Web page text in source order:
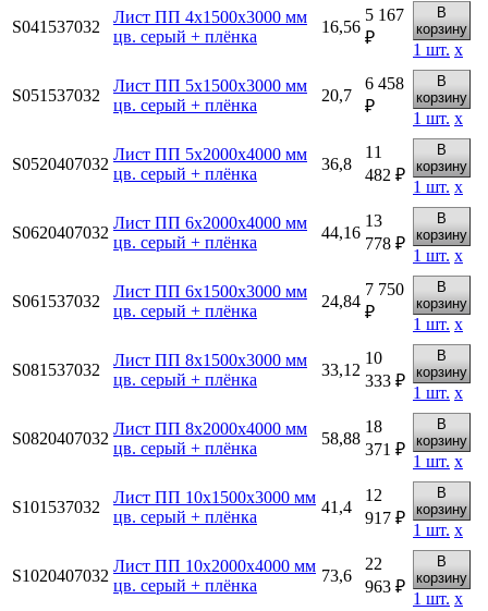
S041537032
Лист ПП 4х1500х3000 мм
цв. серый + плёнка
16,56
5 167
₽
В
корзину
1 шт. х
S051537032
Лист ПП 5х1500х3000 мм
цв. серый + плёнка
20,7
6 458
₽
В
корзину
1 шт. х
S0520407032
Лист ПП 5х2000х4000 мм
цв. серый + плёнка
36,8
11
482 ₽
В
корзину
1 шт. х
S0620407032
Лист ПП 6х2000х4000 мм
цв. серый + плёнка
44,16
13
778 ₽
В
корзину
1 шт. х
S061537032
Лист ПП 6х1500х3000 мм
цв. серый + плёнка
24,84
7 750
₽
В
корзину
1 шт. х
S081537032
Лист ПП 8х1500х3000 мм
цв. серый + плёнка
33,12
10
333 ₽
В
корзину
1 шт. х
S0820407032
Лист ПП 8х2000х4000 мм
цв. серый + плёнка
58,88
18
371 ₽
В
корзину
1 шт. х
S101537032
Лист ПП 10х1500х3000 мм
цв. серый + плёнка
41,4
12
917 ₽
В
корзину
1 шт. х
S1020407032
Лист ПП 10х2000х4000 мм
цв. серый + плёнка
73,6
22
963 ₽
В
корзину
1 шт. х